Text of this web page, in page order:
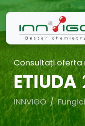
Consultați oferta
ETIUDA
INNVIGO